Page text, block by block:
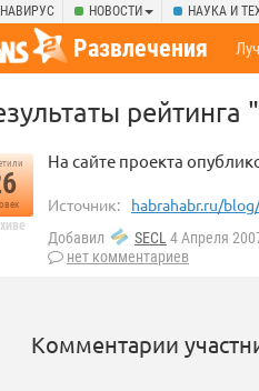
НОВОСТИ НАУКА И
Развлечения
рейтинга
На сайте проекта
Источник: habrahabr.ru/
Добавил SECL4 Апреля
нет комментариев
Комментарии